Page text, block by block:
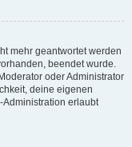
mehr geantwortet werden
beendet wurde.
oder Administrator
deine eigenen
erlaubt